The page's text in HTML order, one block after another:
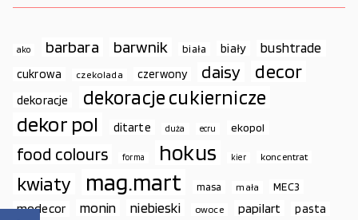
ako barbara barwnik biała biały bushtrade
cukrowa czekolada czerwony daisy decor
dekoracje dekoracje cukiernicze
dekor pol ditarte duża ecru ekopol
food colours forma hokus kier koncentrat
kwiaty mag.mart masa mała MEC3
modecor monin niebieski owoce papilart pasta